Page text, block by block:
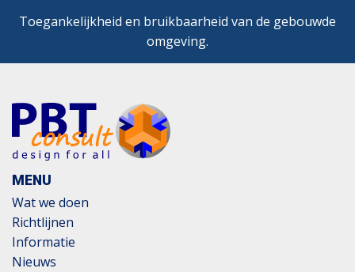
Toegankelijkheid en bruikbaarheid van de gebouwde
omgeving.
MENU
Wat we doen
Richtlijnen
Informatie
Nieuws